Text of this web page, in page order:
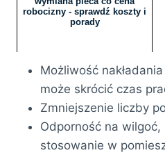
robocizny - sprawdź koszty i
porady
Możliwość
może skrócić czas
Zmniejszenie liczby
Odporność na wilgoć,
stosowanie w